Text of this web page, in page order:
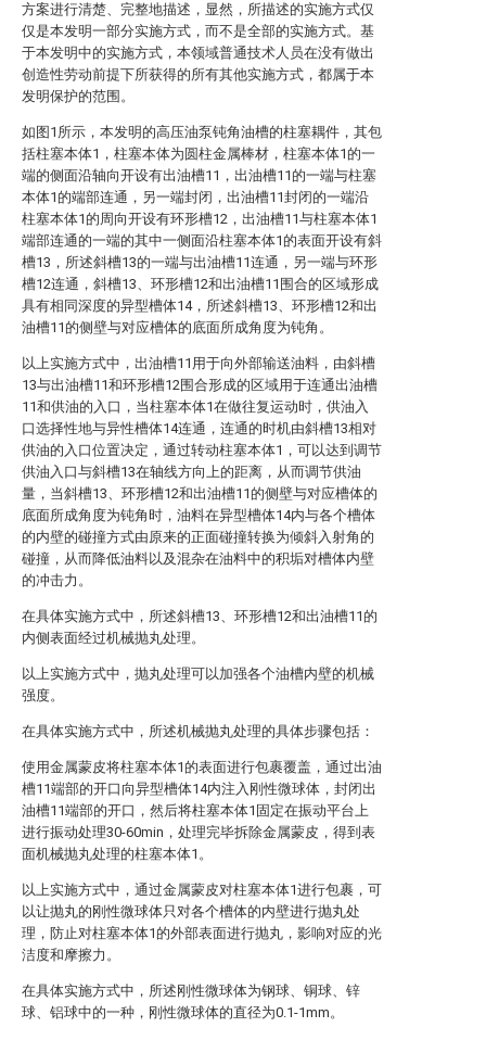
方案进行清楚、完整地描述，显然，所描述的实施方式仅
仅是本发明一部分实施方式，而不是全部的实施方式。基
于本发明中的实施方式，本领域普通技术人员在没有做出
创造性劳动前提下所获得的所有其他实施方式，都属于本
发明保护的范围。
如图1所示，本发明的高压油泵钝角油槽的柱塞耦件，其包
括柱塞本体1，柱塞本体为圆柱金属棒材，柱塞本体1的一
端的侧面沿轴向开设有出油槽11，出油槽11的一端与柱塞
本体1的端部连通，另一端封闭，出油槽11封闭的一端沿
柱塞本体1的周向开设有环形槽12，出油槽11与柱塞本体1
端部连通的一端的其中一侧面沿柱塞本体1的表面开设有斜
槽13，所述斜槽13的一端与出油槽11连通，另一端与环形
槽12连通，斜槽13、环形槽12和出油槽11围合的区域形成
具有相同深度的异型槽体14，所述斜槽13、环形槽12和出
油槽11的侧壁与对应槽体的底面所成角度为钝角。
以上实施方式中，出油槽11用于向外部输送油料，由斜槽
13与出油槽11和环形槽12围合形成的区域用于连通出油槽
11和供油的入口，当柱塞本体1在做往复运动时，供油入
口选择性地与异性槽体14连通，连通的时机由斜槽13相对
供油的入口位置决定，通过转动柱塞本体1，可以达到调节
供油入口与斜槽13在轴线方向上的距离，从而调节供油
量，当斜槽13、环形槽12和出油槽11的侧壁与对应槽体的
底面所成角度为钝角时，油料在异型槽体14内与各个槽体
的内壁的碰撞方式由原来的正面碰撞转换为倾斜入射角的
碰撞，从而降低油料以及混杂在油料中的积垢对槽体内壁
的冲击力。
在具体实施方式中，所述斜槽13、环形槽12和出油槽11的
内侧表面经过机械抛丸处理。
以上实施方式中，抛丸处理可以加强各个油槽内壁的机械
强度。
在具体实施方式中，所述机械抛丸处理的具体步骤包括：
使用金属蒙皮将柱塞本体1的表面进行包裹覆盖，通过出油
槽11端部的开口向异型槽体14内注入刚性微球体，封闭出
油槽11端部的开口，然后将柱塞本体1固定在振动平台上
进行振动处理30-60min，处理完毕拆除金属蒙皮，得到表
面机械抛丸处理的柱塞本体1。
以上实施方式中，通过金属蒙皮对柱塞本体1进行包裹，可
以让抛丸的刚性微球体只对各个槽体的内壁进行抛丸处
理，防止对柱塞本体1的外部表面进行抛丸，影响对应的光
洁度和摩擦力。
在具体实施方式中，所述刚性微球体为钢球、铜球、锌
球、铝球中的一种，刚性微球体的直径为0.1-1mm。